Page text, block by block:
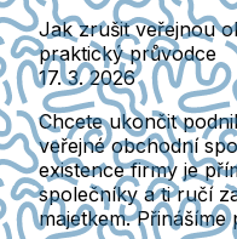
Jak zrušit veřejnou
praktický průvodce
17. 3. 2026
Chcete ukončit
veřejné obchodní
existence firmy je
společníky a ti ručí
majetkem.